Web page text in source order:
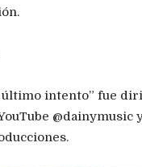
intento” fue
@dainymusic